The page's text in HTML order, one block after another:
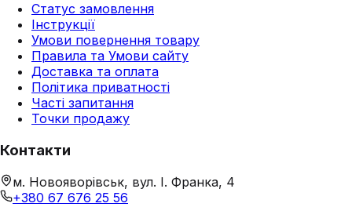
Статус замовлення
Інструкції
Умови повернення товару
Правила та Умови сайту
Доставка та оплата
Політика приватності
Часті запитання
Точки продажу
Контакти
м. Новояворівськ, вул. І. Франка, 4
+380 67 676 25 56